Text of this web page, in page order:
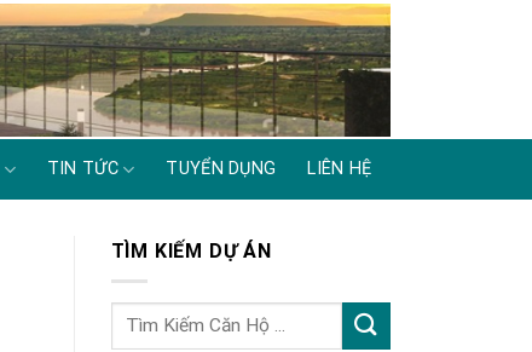
TIN TỨC TUYỂN DỤNG LIÊN HỆ
TÌM KIẾM DỰ ÁN